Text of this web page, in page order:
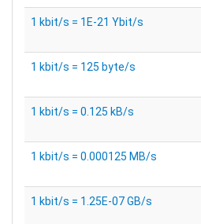
1 kbit/s = 1E-21 Ybit/s
1 kbit/s = 125 byte/s
1 kbit/s = 0.125 kB/s
1 kbit/s = 0.000125 MB/s
1 kbit/s = 1.25E-07 GB/s